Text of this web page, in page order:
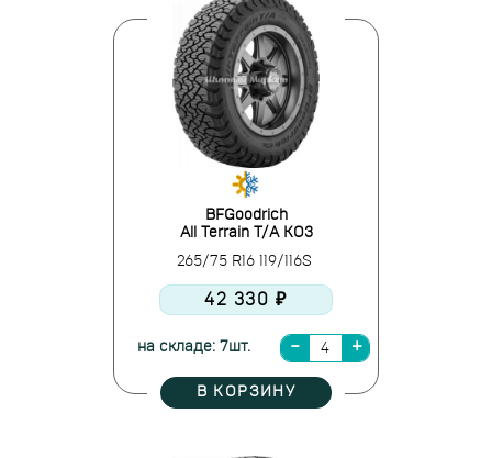
BFGoodrich
All Terrain T/A KO3
265/75 R16 119/116S
42 330 ₽
на складе: 7шт.
В КОРЗИНУ